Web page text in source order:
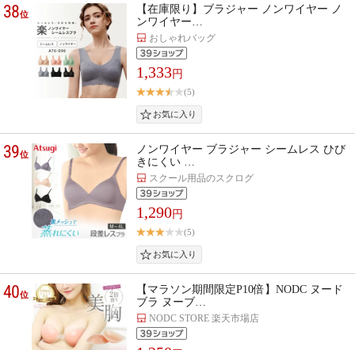
38位
【在庫限り】ブラジャー ノンワイヤー ノ
ンワイヤー…
おしゃれバッグ
1,333円
(5)
39位
ノンワイヤー ブラジャー シームレス ひび
きにくい …
スクール用品のスクログ
1,290円
(5)
40位
【マラソン期間限定P10倍】NODC ヌード
ブラ ヌーブ…
NODC STORE 楽天市場店